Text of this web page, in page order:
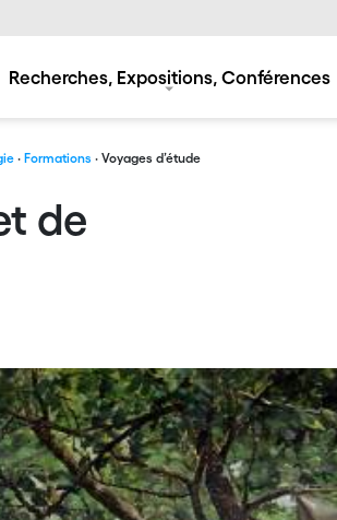
Recherches, Expositions, Conférences
· Formations · Voyages d’étude
de